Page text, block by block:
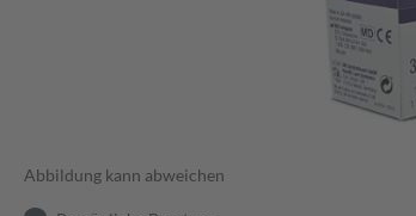
Abbildung kann abweichen